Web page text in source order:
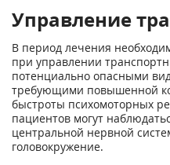
Управление
В период лечения
при управлении
потенциально опасными
требующими повышенной
быстроты психомоторных
пациентов могут
центральной нервной
головокружение.